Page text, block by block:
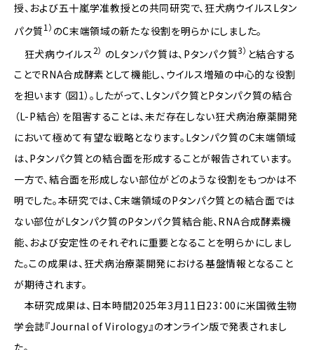
授、および五十嵐学准教授との共同研究で、狂犬病ウイルスLタン
パク質1） のC末端領域の新たな役割を明らかにしました。
狂犬病ウイルス 2） のLタンパク質は、Pタンパク質3） と結合する
ことでRNA合成酵素として機能し、ウイルス増殖の中心的な役割
を担います（図1）。したがって、Lタンパク質とPタンパク質の結合
（L-P結合）を阻害することは、未だ存在しない狂犬病治療薬開発
において極めて有望な戦略となります。Lタンパク質のC末端領域
は、Pタンパク質との結合面を形成することが報告されています。
一方で、結合面を形成しない部位がどのような役割をもつかは不
明でした。本研究では、C末端領域のPタンパク質との結合面では
ない部位がLタンパク質のPタンパク質結合能、RNA合成酵素機
能、および安定性のそれぞれに重要となることを明らかにしまし
た。この成果は、狂犬病治療薬開発における基盤情報となること
が期待されます。
本研究成果は、日本時間2025年3月11日23：00に米国微生物
学会誌『Journal of Virology』のオンライン版で発表されまし